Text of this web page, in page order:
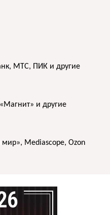
МТС, ПИК и другие
и другие
мир», Mediascope, Ozon